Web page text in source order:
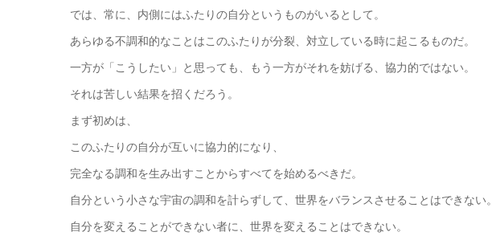
では、常に、内側にはふたりの自分というものがいるとして。
あらゆる不調和的なことはこのふたりが分裂、対立している時に起こるものだ。
一方が「こうしたい」と思っても、もう一方がそれを妨げる、協力的ではない。
それは苦しい結果を招くだろう。
まず初めは、
このふたりの自分が互いに協力的になり、
完全なる調和を生み出すことからすべてを始めるべきだ。
自分という小さな宇宙の調和を計らずして、世界をバランスさせることはできない。
自分を変えることができない者に、世界を変えることはできない。